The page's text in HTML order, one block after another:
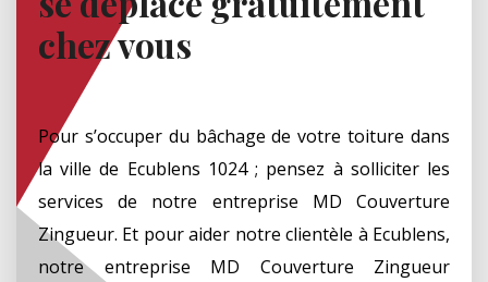
chez vous
Pour s’occuper du bâchage de votre toiture dans
la ville de Ecublens 1024 ; pensez à solliciter les
services de notre entreprise MD Couverture
Zingueur. Et pour aider notre clientèle à Ecublens,
notre entreprise MD Couverture Zingueur